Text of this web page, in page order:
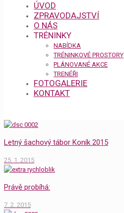
ÚVOD
ZPRAVODAJSTVÍ
O NÁS
TRÉNINKY
NABÍDKA
TRÉNINKOVÉ PROSTORY
PLÁNOVANÉ AKCE
TRENÉŘI
FOTOGALERIE
KONTAKT
Letný šachový tábor Koník 2015
25. 1. 2015
Právě probíhá:
7. 2. 2015